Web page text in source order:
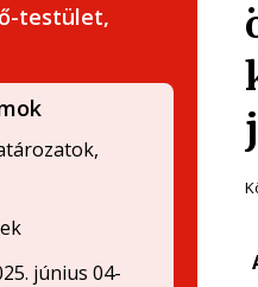
testület,
június 04-